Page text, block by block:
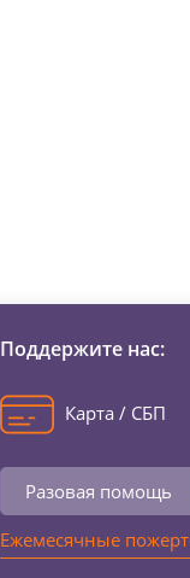
Поддержите нас:
Карта / СБП
Разовая помощь
Ежемесячные